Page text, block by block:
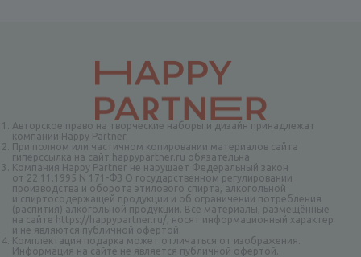
Авторское право на творческие наборы и дизайн принадлежат
компании Happy Partner.
При полном или частичном копировании материалов сайта
гиперссылка на сайт happypartner.ru обязательна
Компания Happy Partner не нарушает Федеральный закон
от 22.11.1995 N 171-ФЗ О государственном регулировании
производства и оборота этилового спирта, алкогольной
и спиртосодержащей продукции и об ограничении потребления
(распития) алкогольной продукции. Все материалы, размещённые
на сайте https://happypartner.ru/, носят информационный характер
и не являются публичной офертой.
Комплектация подарка может отличаться от изображения.
Информация на сайте не является публичной офертой.